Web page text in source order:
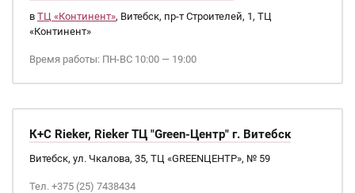
в ТЦ «Континент», Витебск, пр-т Строителей, 1, ТЦ
«Континент»
Время работы: ПН-ВС 10:00 — 19:00
К+С Rieker, Rieker ТЦ "Green-Центр" г. Витебск
Витебск, ул. Чкалова, 35, ТЦ «GREENЦЕНТР», № 59
Тел. +375 (25) 7438434